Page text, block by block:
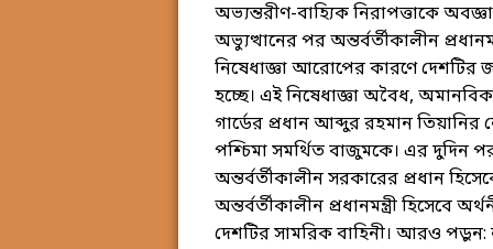
অভ্যন্তরীণ-বাহ্যিক নিরাপত্তাকে
অভ্যুত্থানের পর অন্তর্বর্তীকালীন
নিষেধাজ্ঞা আরোপের কারণে দেশটির
হচ্ছে। এই নিষেধাজ্ঞা অবৈধ,
গার্ডের প্রধান আব্দুর রহমান তিয়ানির
পশ্চিমা সমর্থিত বাজুমকে। এর দুদিন
অন্তর্বর্তীকালীন সরকারের প্রধান
অন্তর্বর্তীকালীন প্রধানমন্ত্রী হিসেবে
দেশটির সামরিক বাহিনী। আরও